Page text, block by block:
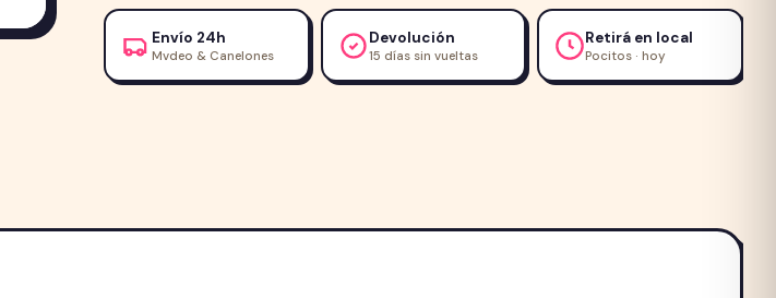
Gato
Adulto
Whiskas
Envío 24h
Mvdeo & Canelones
Devolución
15 días sin vueltas
Retirá en local
Pocitos · hoy